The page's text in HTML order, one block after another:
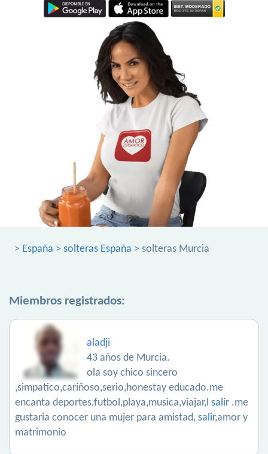
> España > solteras España > solteras Murcia
Miembros registrados:
aladji
43 años de Murcia.
ola soy chico sincero
,simpatico,cariñoso,serio,honestay educado.me
encanta deportes,futbol,playa,musica,viajar,l salir .me
gustaria conocer una mujer para amistad, salir,amor y
matrimonio